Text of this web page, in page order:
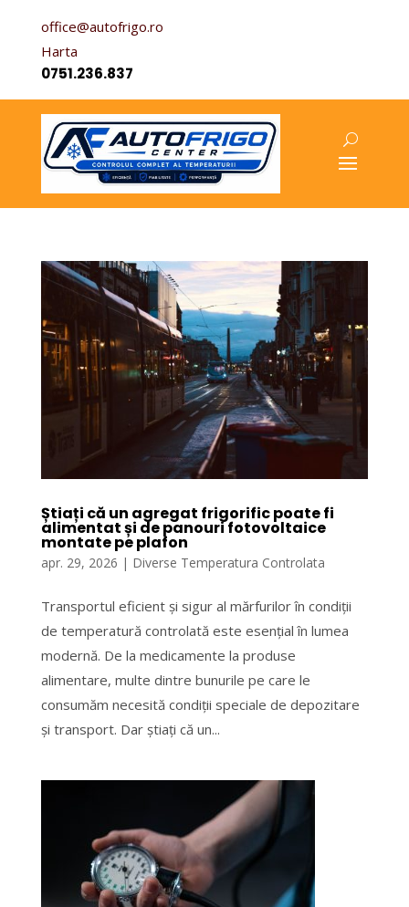
office@autofrigo.ro
Harta
0751.236.837
Știați că un agregat frigorific poate fi
alimentat și de panouri fotovoltaice
montate pe plafon
apr. 29, 2026 | Diverse Temperatura Controlata
Transportul eficient și sigur al mărfurilor în condiții
de temperatură controlată este esențial în lumea
modernă. De la medicamente la produse
alimentare, multe dintre bunurile pe care le
consumăm necesită condiții speciale de depozitare
și transport. Dar știați că un...